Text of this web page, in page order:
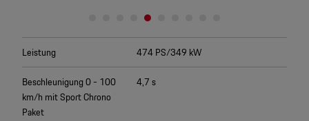
474 PS/349 kW
Leistung
4,7 s
Beschleunigung 0 - 100
km/h mit Sport Chrono
Paket